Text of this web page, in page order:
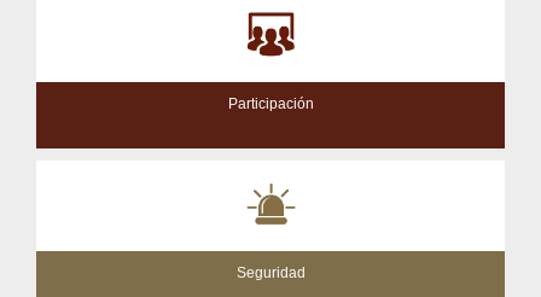
Participación
Seguridad